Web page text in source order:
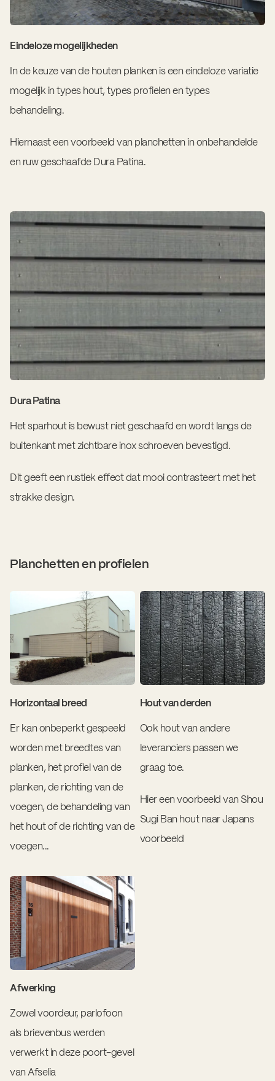
Eindeloze mogelijkheden
In de keuze van de houten planken is een eindeloze variatie
mogelijk in types hout, types profielen en types
behandeling.
Hiernaast een voorbeeld van planchetten in onbehandelde
en ruw geschaafde Dura Patina.
Dura Patina
Het sparhout is bewust niet geschaafd en wordt langs de
buitenkant met zichtbare inox schroeven bevestigd.
Dit geeft een rustiek effect dat mooi contrasteert met het
strakke design.
Planchetten en profielen
Horizontaal breed
Er kan onbeperkt gespeeld
worden met breedtes van
planken, het profiel van de
planken, de richting van de
voegen, de behandeling van
het hout of de richting van de
voegen...
Hout van derden
Ook hout van andere
leveranciers passen we
graag toe.
Hier een voorbeeld van Shou
Sugi Ban hout naar Japans
voorbeeld
Afwerking
Zowel voordeur, parlofoon
als brievenbus werden
verwerkt in deze poort-gevel
van Afselia